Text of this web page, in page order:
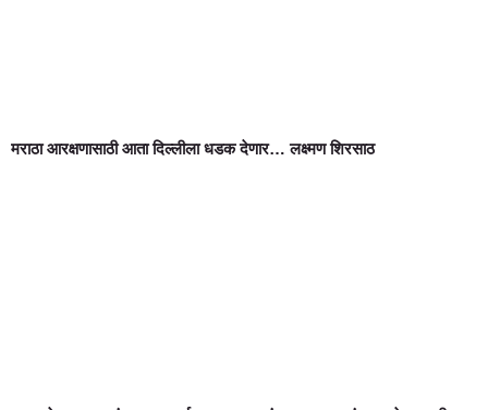
मराठा आरक्षणासाठी आता दिल्लीला धडक देणार… लक्ष्मण शिरसाठ